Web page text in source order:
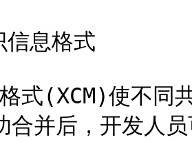
息格式
式(XCM)使不
合并后，开发人